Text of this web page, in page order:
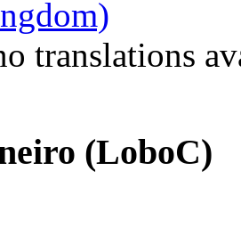
translations
(LoboC)